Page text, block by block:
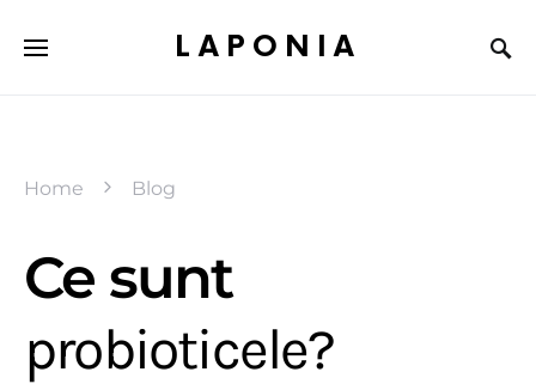
LAPONIA
Home Blog
Ce sunt
probioticele?